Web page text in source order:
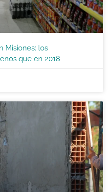
Misiones: los
que en 2018